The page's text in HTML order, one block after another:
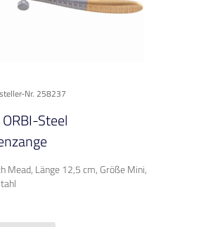
Nr. 258237
ORBI-Steel
Mead, Länge 12,5 cm, Größe Mini,